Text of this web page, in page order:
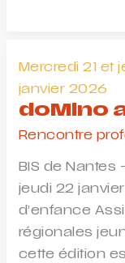
Loire
Mercredi 21 et
janvier 2026
doMino
Rencontre
BIS de Nantes
jeudi 22
d’enfance
régionales
cette édition